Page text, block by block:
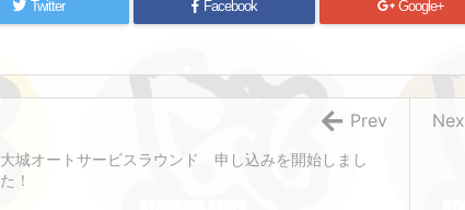
Twitter Facebook Google+
大城オートサービスラウンド 申し込みを開始しまし
た！
Prev